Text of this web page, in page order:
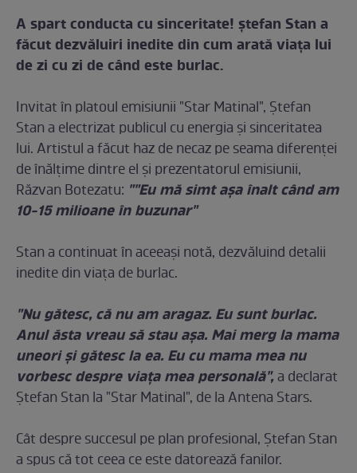
A spart conducta cu sinceritate! ştefan Stan a
făcut dezvăluiri inedite din cum arată viaţa lui
de zi cu zi de când este burlac.
Invitat în platoul emisiunii "Star Matinal", Ştefan
Stan a electrizat publicul cu energia şi sinceritatea
lui. Artistul a făcut haz de necaz pe seama diferenţei
de înălţime dintre el şi prezentatorul emisiunii,
Răzvan Botezatu: ""Eu mă simt aşa înalt când am
10-15 milioane în buzunar"
Stan a continuat în aceeaşi notă, dezvăluind detalii
inedite din viaţa de burlac.
"Nu gătesc, că nu am aragaz. Eu sunt burlac.
Anul ăsta vreau să stau aşa. Mai merg la mama
uneori şi gătesc la ea. Eu cu mama mea nu
vorbesc despre viaţa mea personală",a declarat
Ştefan Stan la "Star Matinal", de la Antena Stars.
Cât despre succesul pe plan profesional, Ştefan Stan
a spus că tot ceea ce este datorează fanilor.